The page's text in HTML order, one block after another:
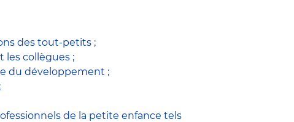
des tout-petits ;
les collègues ;
du développement ;
de la petite enfance tels